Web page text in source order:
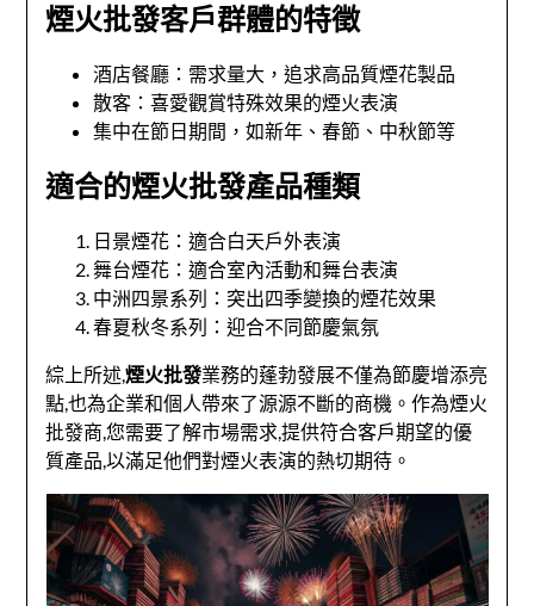
煙火批發客戶群體的特徵
酒店餐廳：需求量大，追求高品質煙花製品
散客：喜愛觀賞特殊效果的煙火表演
集中在節日期間，如新年、春節、中秋節等
適合的煙火批發產品種類
日景煙花：適合白天戶外表演
舞台煙花：適合室內活動和舞台表演
中洲四景系列：突出四季變換的煙花效果
春夏秋冬系列：迎合不同節慶氣氛
綜上所述,煙火批發業務的蓬勃發展不僅為節慶增添亮
點,也為企業和個人帶來了源源不斷的商機。作為煙火
批發商,您需要了解市場需求,提供符合客戶期望的優
質產品,以滿足他們對煙火表演的熱切期待。